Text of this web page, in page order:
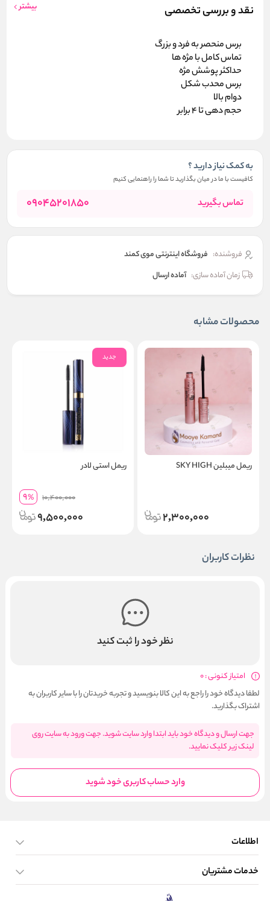
نقد و بررسی تخصصی بیشتر
برس منحصر به فرد و بزرگ
تماس کامل با مژه ها
حداکثر پوشش مژه
برس محدب شکل
دوام بالا
حجم دهی تا 4 برابر
به کمک نیاز دارید ؟
کافیست با ما در میان بگذارید تا شما را راهنمایی کنیم
تماس بگیرید 09045201850
فروشنده: فروشگاه اینترنتی موی کمند
زمان آماده سازی: آماده ارسال
محصولات مشابه
ریمل میبلین SKY HIGH
2,300,000
جدید
ریمل استی لادر
10,400,000
9%
9,500,000
نظرات کاربران
نظر خود را ثبت کنید
امتیاز کنونی : 0
لطفا دیدگاه خود را راجع به این کالا بنویسید و تجربه خریدتان را با سایر کاربران به
اشتراک بگذارید.
جهت ارسال و دیدگاه خود باید ابتدا وارد سایت شوید. جهت ورود به سایت روی
لینک زیر کلیک نمایید.
وارد حساب کاربری خود شوید
اطلاعات
صفحه اصلی
خدمات مشتریان